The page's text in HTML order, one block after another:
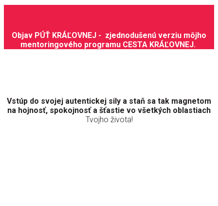
Objav PÚŤ KRÁĽOVNEJ - zjednodušenú verziu môjho
mentoringového programu CESTA KRÁĽOVNEJ.
Vstúp do svojej autentickej sily a staň sa tak magnetom
na hojnosť, spokojnosť a šťastie vo všetkých oblastiach
Tvojho života!